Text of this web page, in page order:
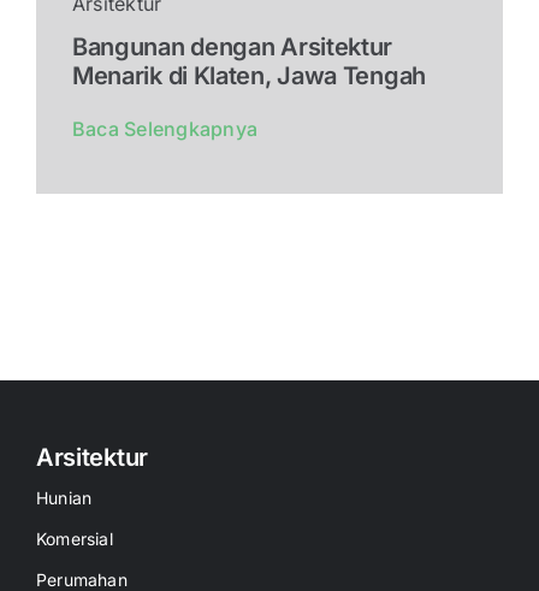
Bangunan dengan Arsitektur
Menarik di Klaten, Jawa Tengah
Baca Selengkapnya
Arsitektur
Hunian
Komersial
Perumahan